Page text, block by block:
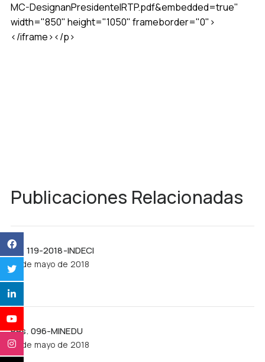
MC-DesignanPresidenteIRTP.pdf&embedded=true"
width="850" height="1050" frameborder="0">
</iframe></p>
Publicaciones Relacionadas
R.J. 119-2018-INDECI
21 de mayo de 2018
Res. 096-MINEDU
21 de mayo de 2018